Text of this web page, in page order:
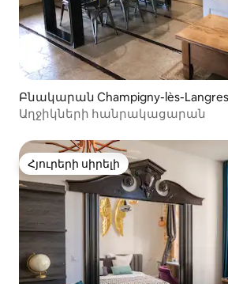
Բնակարան Champigny-lès-
Աղջիկների հանրակացարան
Հյուրերի սիրելի
Հյուրերի սիրելի